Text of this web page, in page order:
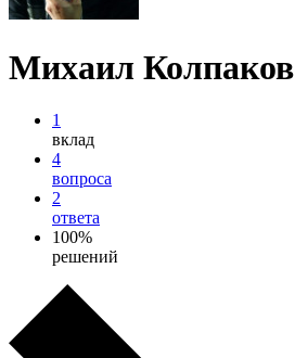
Михаил Колпаков
1
вклад
4
вопроса
2
ответа
100%
решений